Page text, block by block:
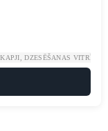
DZESĒŠANAS VITRĪNAS